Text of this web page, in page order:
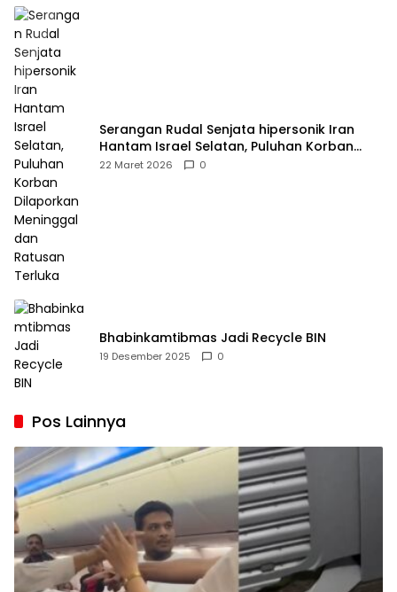
Serangan Rudal Senjata hipersonik Iran
Hantam Israel Selatan, Puluhan Korban
Dilaporkan Meninggal dan Ratusan Terluka
22 Maret 2026 0
Bhabinkamtibmas Jadi Recycle BIN
19 Desember 2025 0
Pos Lainnya